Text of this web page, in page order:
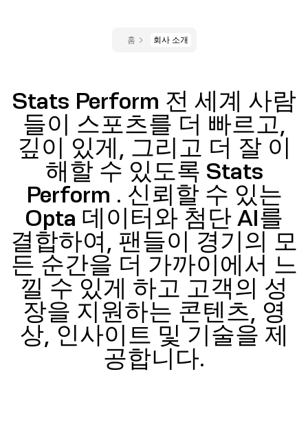
홈 회사 소개
Stats Perform 전 세계 사람
들이 스포츠를 더 빠르고,
깊이 있게, 그리고 더 잘 이
해할 수 있도록 Stats
Perform . 신뢰할 수 있는
Opta 데이터와 첨단 AI를
결합하여, 팬들이 경기의 모
든 순간을 더 가까이에서 느
낄 수 있게 하고 고객의 성
장을 지원하는 콘텐츠, 영
상, 인사이트 및 기술을 제
공합니다.